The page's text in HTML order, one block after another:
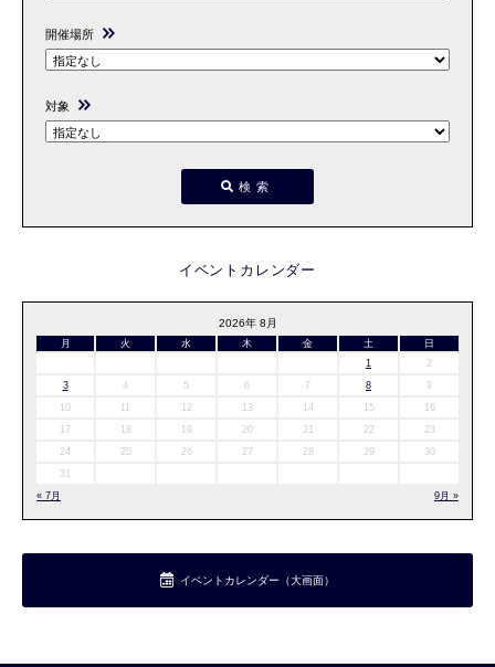
開催場所
対象
検索
イベントカレンダー
2026年 8月
月 火 水 木 金 土
日
1
2
3
4 5 6 7 8
9
10
11 12 13 14 15
16
17
18 19 20 21 22
23
24
25 26 27 28 29
30
31
« 7月
9月 »
イベントカレンダー（大画面）